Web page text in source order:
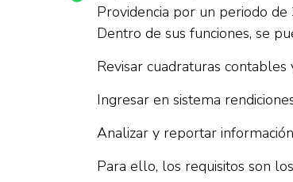
Providencia por un periodo de
Dentro de sus funciones, se
Revisar cuadraturas
Ingresar en sistema
Analizar y reportar
Para ello, los requisitos son